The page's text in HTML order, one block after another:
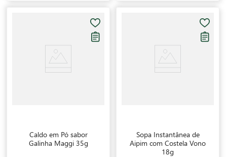
Caldo em Pó sabor
Galinha Maggi 35g
Sopa Instantânea de
Aipim com Costela Vono
18g